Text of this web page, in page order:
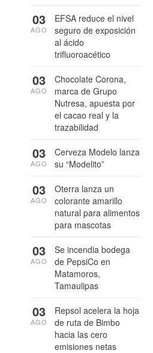
EFSA reduce el nivel
seguro de exposición
al ácido
trifluoroacético
03
AGO
Chocolate Corona,
marca de Grupo
Nutresa, apuesta por
el cacao real y la
trazabilidad
03
AGO
Cerveza Modelo lanza
su “Modelito”
03
AGO
Oterra lanza un
colorante amarillo
natural para alimentos
para mascotas
03
AGO
Se incendia bodega
de PepsiCo en
Matamoros,
Tamaulipas
03
AGO
Repsol acelera la hoja
de ruta de Bimbo
hacia las cero
emisiones netas
03
AGO